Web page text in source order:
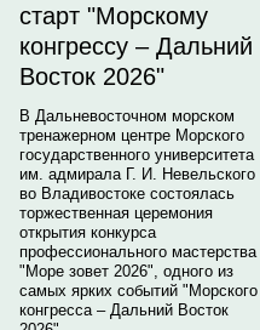
старт "Морскому
конгрессу – Дальний
Восток 2026"
В Дальневосточном морском
тренажерном центре Морского
государственного университета
им. адмирала Г. И. Невельского
во Владивостоке состоялась
торжественная церемония
открытия конкурса
профессионального мастерства
"Море зовет 2026", одного из
самых ярких событий "Морского
конгресса – Дальний Восток